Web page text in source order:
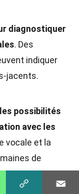
diagnostiquer
. Des
indiquer
jacents.
possibilités
avec les
vocale et la
de
.